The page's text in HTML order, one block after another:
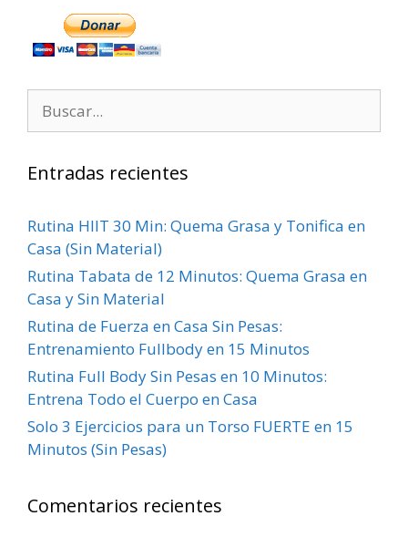
Entradas recientes
Rutina HIIT 30 Min: Quema Grasa y Tonifica en
Casa (Sin Material)
Rutina Tabata de 12 Minutos: Quema Grasa en
Casa y Sin Material
Rutina de Fuerza en Casa Sin Pesas:
Entrenamiento Fullbody en 15 Minutos
Rutina Full Body Sin Pesas en 10 Minutos:
Entrena Todo el Cuerpo en Casa
Solo 3 Ejercicios para un Torso FUERTE en 15
Minutos (Sin Pesas)
Comentarios recientes